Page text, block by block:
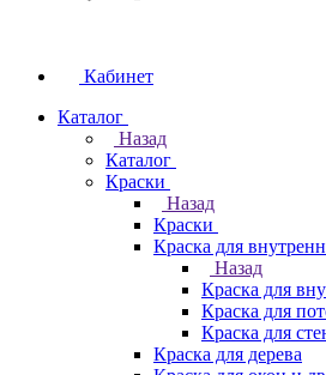
Кабинет
Каталог
Назад
Каталог
Краски
Назад
Краски
Краска для
Назад
Краска для
Краска для
Краска для
Краска для дерева